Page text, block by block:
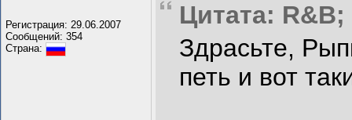
Регистрация: 29.06.2007
Сообщений: 354
Страна:
Цитата: R&B;
Здрасьте,
петь и вот